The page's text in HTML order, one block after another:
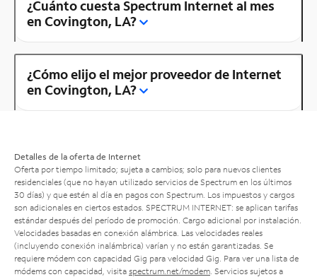
¿Cuánto cuesta Spectrum Internet al mes
en Covington, LA?
¿Cómo elijo el mejor proveedor de Internet
en Covington, LA?
Detalles de la oferta de Internet
Oferta por tiempo limitado; sujeta a cambios; solo para nuevos clientes
residenciales (que no hayan utilizado servicios de Spectrum en los últimos
30 días) y que estén al día en pagos con Spectrum. Los impuestos y cargos
son adicionales en ciertos estados. SPECTRUM INTERNET: se aplican tarifas
estándar después del período de promoción. Cargo adicional por instalación.
Velocidades basadas en conexión alámbrica. Las velocidades reales
(incluyendo conexión inalámbrica) varían y no están garantizadas. Se
requiere módem con capacidad Gig para velocidad Gig. Para ver una lista de
módems con capacidad, visita spectrum.net/modem . Servicios sujetos a